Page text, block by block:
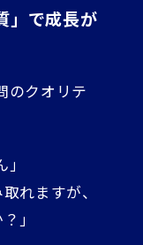
」で成長が
のクオリテ
れますが、
」